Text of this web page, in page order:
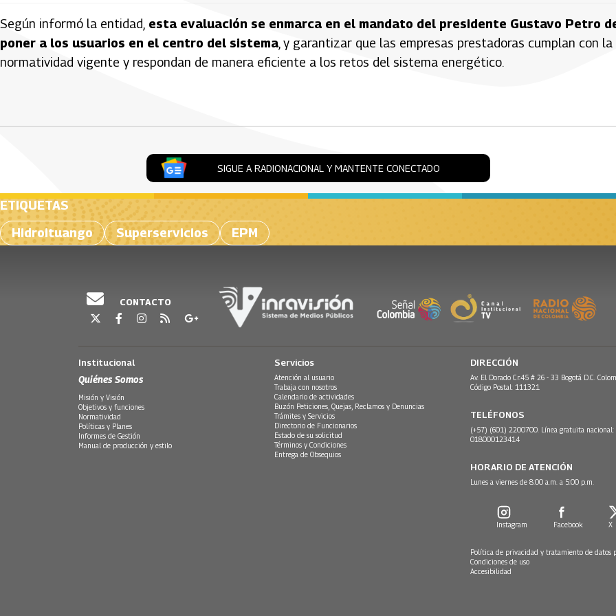
Según informó la entidad, esta evaluación se enmarca en el mandato del presidente Gustavo Petro
poner a los usuarios en el centro del sistema , y garantizar que las empresas prestadoras cumplan con la
normatividad vigente y respondan de manera eficiente a los retos del sistema energético.
SIGUE A RADIONACIONAL Y MANTENTE CONECTADO
ETIQUETAS
Hidroituango
Superservicios EPM
CONTACTO
Institucional
Quiénes Somos
Misión y Visión
Objetivos y funciones
Normatividad
Políticas y Planes
Informes de Gestión
Manual de producción y estilo
Servicios
Atención al usuario
Trabaja con nosotros
Calendario de actividades
Buzón Peticiones, Quejas, Reclamos y Denuncias
Trámites y Servicios
Directorio de Funcionarios
Estado de su solicitud
Términos y Condiciones
Entrega de Obsequios
DIRECCIÓN
Av. El Dorado Cr.45 # 26 - 33 Bogotá D.C.
Código Postal: 111321
TELÉFONOS
(+57) (601) 2200700. Línea gratuita nacional:
018000123414
HORARIO DE ATENCIÓN
Lunes a viernes de 8:00 a.m. a 5:00 p.m.
Instagram Facebook X
Política de privacidad y tratamiento de datos
Condiciones de uso
Accesibilidad